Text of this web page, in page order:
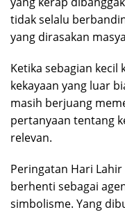
tidak selalu
yang dirasakan
Ketika sebagian
kekayaan yang luar
masih berjuang
pertanyaan tentang
relevan.
Peringatan Hari
berhenti sebagai
simbolisme. Yang